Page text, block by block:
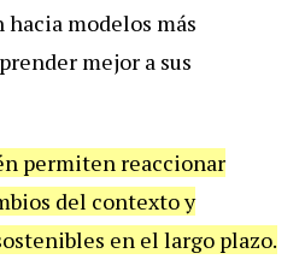
hacia modelos más
mejor a sus
permiten reaccionar
del contexto y
en el largo plazo.